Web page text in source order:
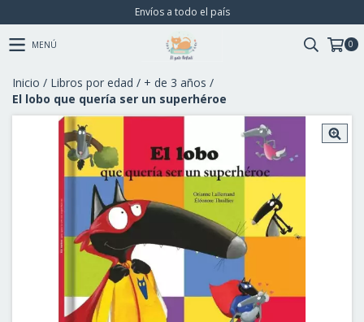
Envíos a todo el país
MENÚ 0
Inicio / Libros por edad / + de 3 años /
El lobo que quería ser un superhéroe